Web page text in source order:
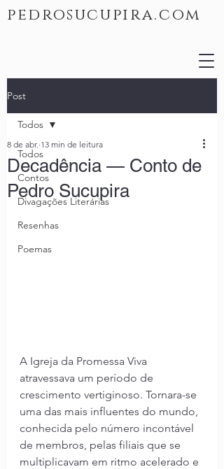
pedrosucupira.com
Post
Todos
Contos
Divagações Literárias
Resenhas
Poemas
Todos
Decadência — Conto de
Pedro Sucupira
8 de abr. 13 min de leitura
A Igreja da Promessa Viva
atravessava um período de
crescimento vertiginoso. Tornara-se
uma das mais influentes do mundo,
conhecida pelo número incontável
de membros, pelas filiais que se
multiplicavam em ritmo acelerado e